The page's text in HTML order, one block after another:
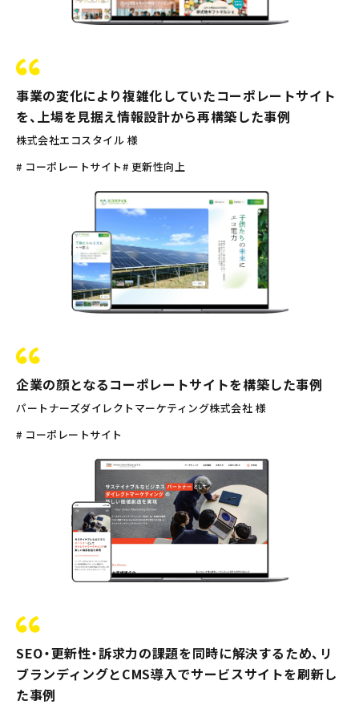
事業の変化により複雑化していたコーポレートサイト
を、上場を見据え情報設計から再構築した事例
株式会社エコスタイル 様
# コーポレートサイト# 更新性向上
企業の顔となるコーポレートサイトを構築した事例
パートナーズダイレクトマーケティング株式会社 様
# コーポレートサイト
SEO・更新性・訴求力の課題を同時に解決するため、リ
ブランディングとCMS導入でサービスサイトを刷新し
た事例